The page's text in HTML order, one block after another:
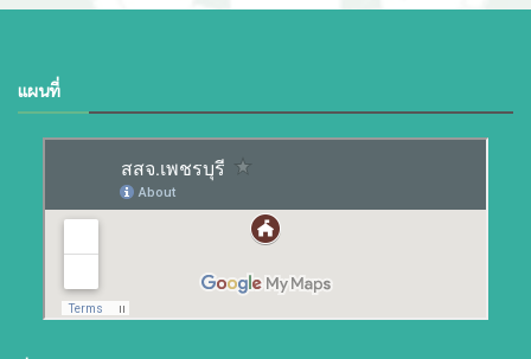
แผนที่